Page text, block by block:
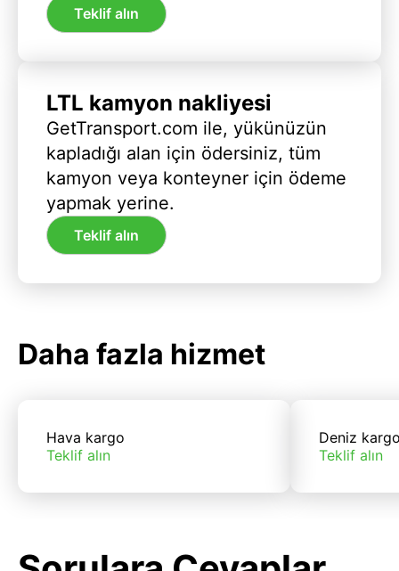
Teklif alın
LTL kamyon nakliyesi
GetTransport.com ile, yükünüzün
kapladığı alan için ödersiniz, tüm
kamyon veya konteyner için ödeme
yapmak yerine.
Teklif alın
Daha fazla hizmet
Hava kargo
Teklif alın
Deniz
Teklif alın